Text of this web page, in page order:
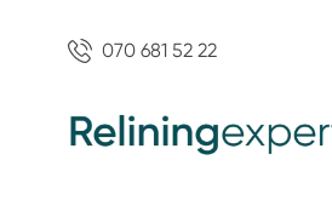
070 681 52 22